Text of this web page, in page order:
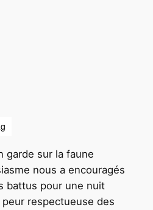
garde sur la faune
nous a encouragés
battus pour une nuit
respectueuse des